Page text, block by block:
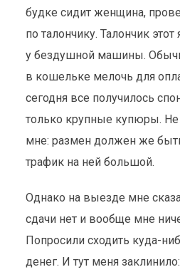
Личные записи 11 июня 2013
будке сидит женщина,
по талончику. Талончик
у бездушной машины.
в кошельке мелочь для
сегодня все получилось
только крупные купюры. Не
мне: размен должен же
трафик на ней большой.
Однако на выезде мне
сдачи нет и вообще мне
Попросили сходить куда-
денег. И тут меня